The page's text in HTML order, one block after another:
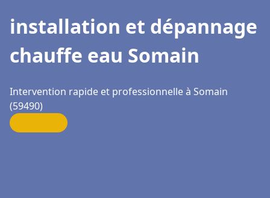
installation et dépannage
chauffe eau Somain
Intervention rapide et professionnelle à Somain
(59490)